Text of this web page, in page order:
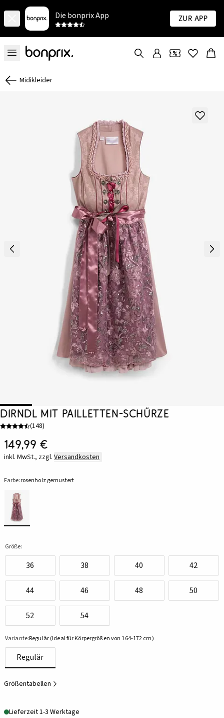
Die bonprix App Zur App
Midikleider
Dirndl mit Pailletten-Schürze
(148)
149,99 €
inkl. MwSt., zzgl. Versandkosten
Farbe: rosenholz gemustert
Größe:
36 38 40 42
44 46 48 50
52 54
Variante:Regulär (Ideal für Körpergrößen von 164-172 cm)
Regulär
Größentabellen
Lieferzeit 1-3 Werktage